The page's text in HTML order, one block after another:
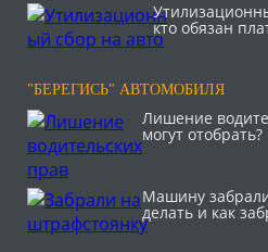
кто обязан
"БЕРЕГИСЬ" АВТОМОБИЛЯ
Лишение
могут отобрать?
Машину
делать и как